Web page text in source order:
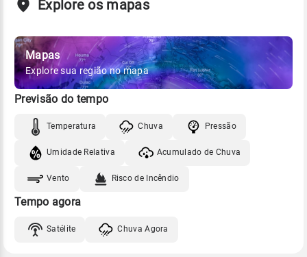
Explore os mapas
Mapas
Explore sua região no mapa
Previsão do tempo
Temperatura Chuva Pressão
Umidade Relativa Acumulado de Chuva
Vento Risco de Incêndio
Tempo agora
Satélite Chuva Agora